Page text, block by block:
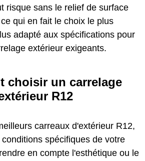
risque sans le relief de surface
qui en fait le choix le plus
adapté aux spécifications pour
extérieur exigeants.
choisir un carrelage
R12
carreaux d'extérieur R12,
spécifiques de votre
en compte l'esthétique ou le